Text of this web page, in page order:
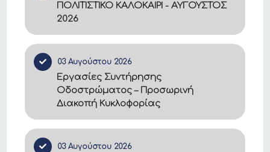
ΠΟΛΙΤΙΣΤΙΚΟ ΚΑΛΟΚΑΙΡΙ - ΑΥΓΟΥΣΤΟΣ
2026
03 Αυγούστου 2026
Εργασίες Συντήρησης
Οδοστρώματος – Προσωρινή
Διακοπή Κυκλοφορίας
03 Αυγούστου 2026